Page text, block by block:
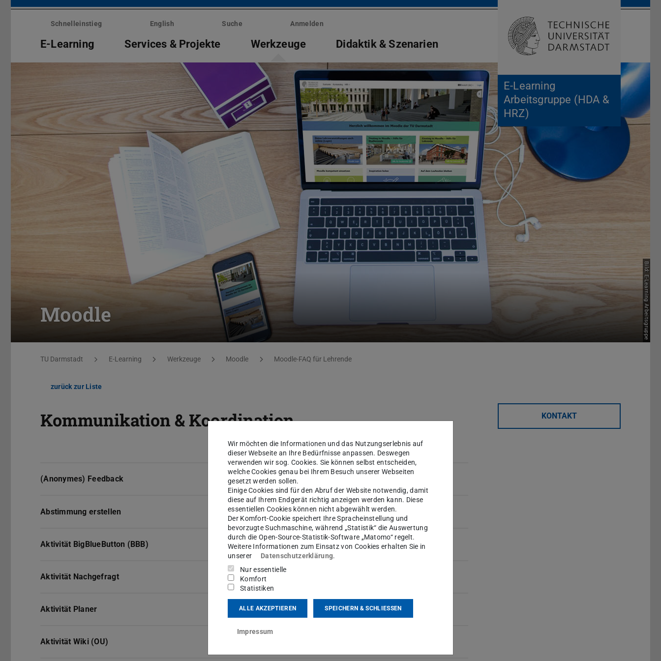
Menü
überspringen
E-Learning
Arbeitsgruppe (HDA &
HRZ)
Schnelleinstieg English Suche Anmelden
E-Learning Services & Projekte Werkzeuge Didaktik & Szenarien Suche öffnen
Moodle Bild: E-Learning Arbeitsgruppe
Sie befinden sich hier:
TU Darmstadt E-Learning Werkzeuge Moodle Moodle-FAQ für Lehrende
zurück zur Liste
Kommunikation & Koordination
(Anonymes) Feedback
Abstimmung erstellen
Aktivität BigBlueButton (BBB)
Aktivität Nachgefragt
Aktivität Planer
Aktivität Wiki (OU)
KONTAKT
Wir möchten die Informationen und das Nutzungserlebnis auf
dieser Webseite an Ihre Bedürfnisse anpassen. Deswegen
verwenden wir sog. Cookies. Sie können selbst entscheiden,
welche Cookies genau bei Ihrem Besuch unserer Webseiten
gesetzt werden sollen.
Einige Cookies sind für den Abruf der Website notwendig, damit
diese auf Ihrem Endgerät richtig anzeigen werden kann. Diese
essentiellen Cookies können nicht abgewählt werden.
Der Komfort-Cookie speichert Ihre Spracheinstellung und
bevorzugte Suchmaschine, während „Statistik“ die Auswertung
durch die Open-Source-Statistik-Software „Matomo“ regelt.
Weitere Informationen zum Einsatz von Cookies erhalten Sie in
unserer
Datenschutzerklärung.
Nur essentielle
Komfort
Statistiken
ALLE AKZEPTIEREN SPEICHERN & SCHLIESSEN
Impressum